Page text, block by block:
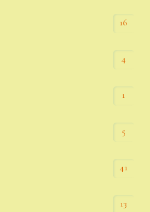
16
4
1
5
41
13